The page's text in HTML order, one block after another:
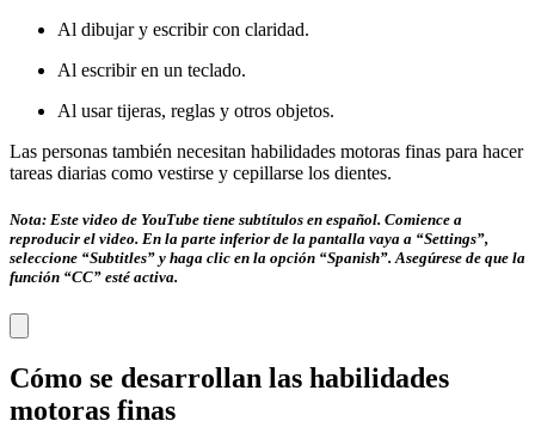
Al dibujar y escribir con claridad.
Al escribir en un teclado.
Al usar tijeras, reglas y otros objetos.
Las personas también necesitan habilidades motoras finas para hacer
tareas diarias como vestirse y cepillarse los dientes.
Nota: Este video de YouTube tiene subtítulos en español. Comience a
reproducir el video. En la parte inferior de la pantalla vaya a “Settings”,
seleccione “Subtitles” y haga clic en la opción “Spanish”. Asegúrese de que la
función “CC” esté activa.
Cómo se desarrollan las habilidades
motoras finas